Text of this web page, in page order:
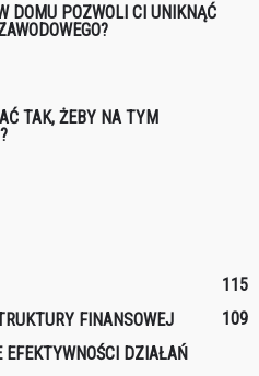
DOMU POZWOLI CI UNIKNĄĆ
TAK, ŻEBY NA TYM
115
FINANSOWEJ
109
DZIAŁAŃ